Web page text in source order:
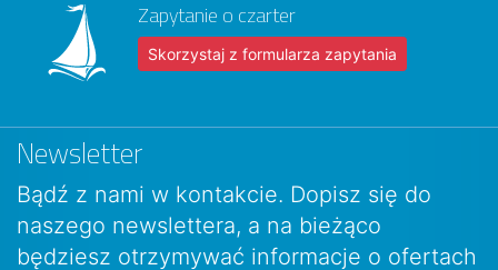
Zapytanie o czarter
Skorzystaj z formularza zapytania
Newsletter
Bądź z nami w kontakcie. Dopisz się do
naszego newslettera, a na bieżąco
będziesz otrzymywać informacje o ofertach